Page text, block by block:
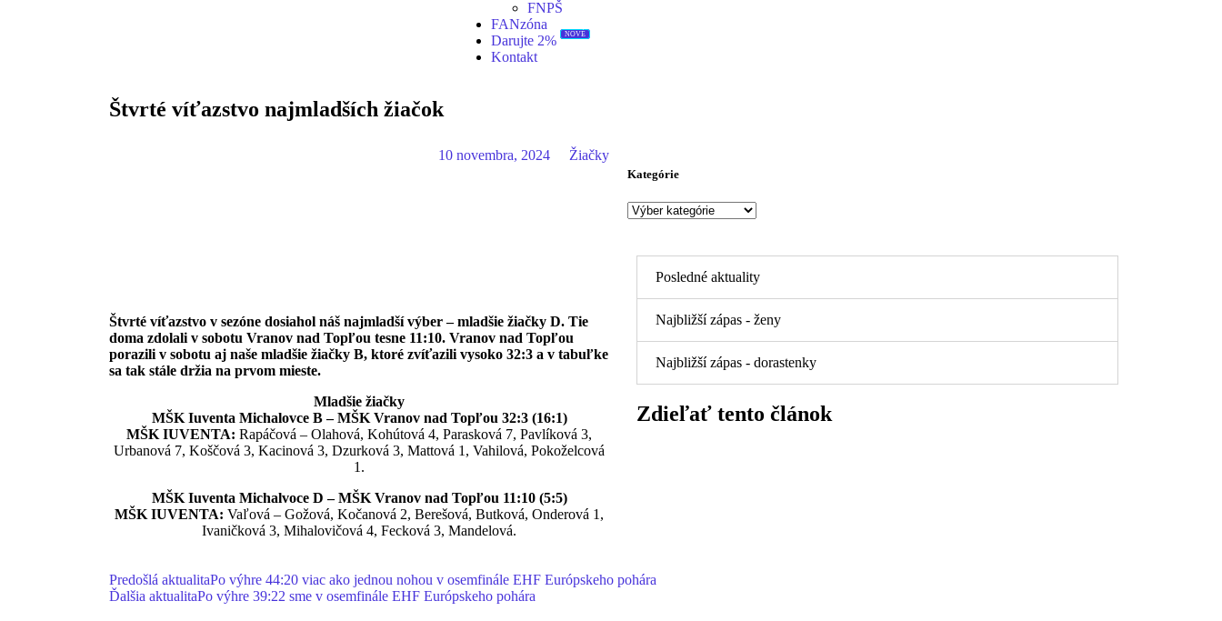
FNPŠ
FANzóna
Darujte 2%
NOVÉ
Kontakt
Štvrté víťazstvo najmladších žiačok
10 novembra, 2024 Žiačky
Kategórie
Štvrté víťazstvo v sezóne dosiahol náš najmladší výber – mladšie žiačky D. Tie
doma zdolali v sobotu Vranov nad Topľou tesne 11:10. Vranov nad Topľou
porazili v sobotu aj naše mladšie žiačky B, ktoré zvíťazili vysoko 32:3 a v tabuľke
sa tak stále držia na prvom mieste.
Mladšie žiačky
MŠK Iuventa Michalovce B – MŠK Vranov nad Topľou 32:3 (16:1)
MŠK IUVENTA: Rapáčová – Olahová, Kohútová 4, Parasková 7, Pavlíková 3,
Urbanová 7, Koščová 3, Kacinová 3, Dzurková 3, Mattová 1, Vahilová, Pokoželcová
1.
MŠK Iuventa Michalvoce D – MŠK Vranov nad Topľou 11:10 (5:5)
MŠK IUVENTA: Vaľová – Gožová, Kočanová 2, Berešová, Butková, Onderová 1,
Ivaničková 3, Mihalovičová 4, Fecková 3, Mandelová.
Posledné aktuality
Najbližší zápas - ženy
Najbližší zápas - dorastenky
Zdieľať tento článok
Predošlá aktualitaPo výhre 44:20 viac ako jednou nohou v osemfinále EHF Európskeho pohára
Ďalšia aktualitaPo výhre 39:22 sme v osemfinále EHF Európskeho pohára